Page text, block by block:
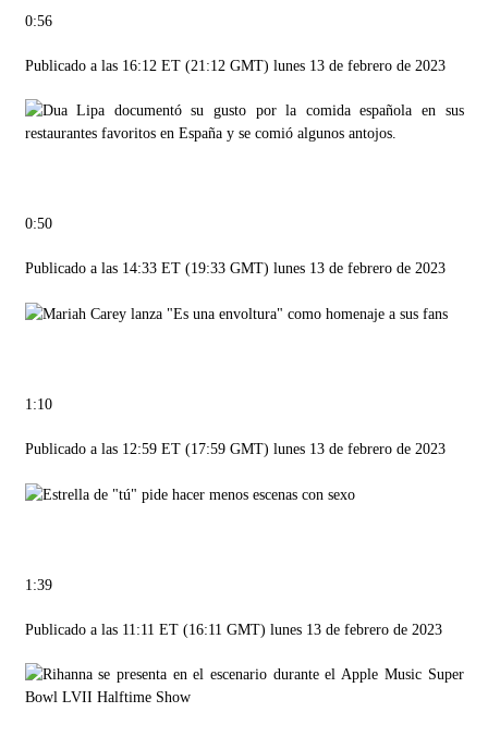
0:56
Publicado a las 16:12 ET (21:12 GMT) lunes 13 de febrero de 2023
0:50
Publicado a las 14:33 ET (19:33 GMT) lunes 13 de febrero de 2023
1:10
Publicado a las 12:59 ET (17:59 GMT) lunes 13 de febrero de 2023
1:39
Publicado a las 11:11 ET (16:11 GMT) lunes 13 de febrero de 2023